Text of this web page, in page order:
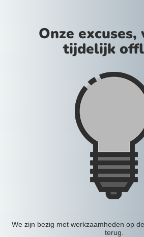
Onze excuses,
tijdelijk
We zijn bezig met werkzaamheden op
terug.